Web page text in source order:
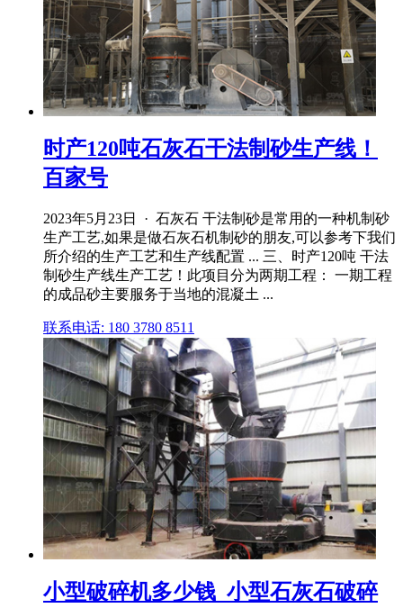
时产120吨石灰石干法制砂生产线！
百家号
2023年5月23日 · 石灰石 干法制砂是常用的一种机制砂
生产工艺,如果是做石灰石机制砂的朋友,可以参考下我们
所介绍的生产工艺和生产线配置 ... 三、时产120吨 干法
制砂生产线生产工艺！此项目分为两期工程： 一期工程
的成品砂主要服务于当地的混凝土 ...
联系电话: 180 3780 8511
小型破碎机多少钱_小型石灰石破碎